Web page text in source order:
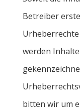
Betreiber
werden
bitten wir um